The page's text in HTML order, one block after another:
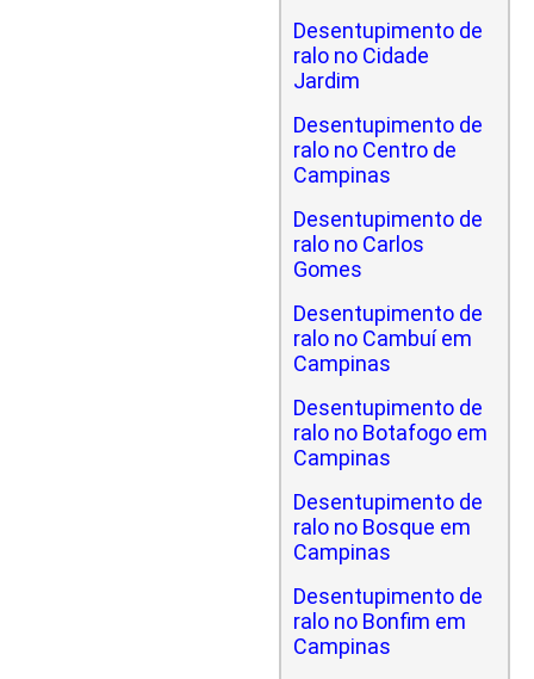
Desentupimento de
ralo no Cidade
Jardim
Desentupimento de
ralo no Centro de
Campinas
Desentupimento de
ralo no Carlos
Gomes
Desentupimento de
ralo no Cambuí em
Campinas
Desentupimento de
ralo no Botafogo em
Campinas
Desentupimento de
ralo no Bosque em
Campinas
Desentupimento de
ralo no Bonfim em
Campinas